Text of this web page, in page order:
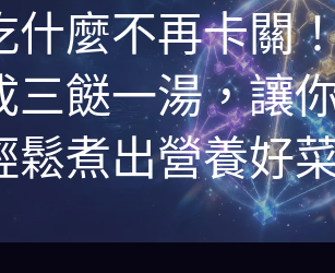
什麼不再卡關
三餸一湯，讓
鬆煮出營養好